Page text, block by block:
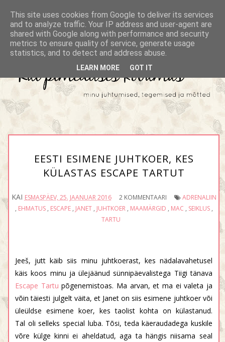
EESTI ESIMENE JUHTKOER, KES
KÜLASTAS ESCAPE TARTUT
KAI ESMASPÄEV, 25. JAANUAR 2016 2 KOMMENTAARI
ADRENALIIN
, EHMATUS, ESCAPE, JANET, JUHTKOER, MAAMÄRGID , MAC , SEIKLUS,
TARTU
Jeeš, jutt käib siis minu juhtkoerast, kes nädalavahetusel
käis koos minu ja ülejäänud sünnipäevalistega Tiigi tänava
Escape Tartupõgenemistoas. Ma arvan, et ma ei valeta ja
võin täiesti julgelt väita, et Janet on siis esimene juhtkoer või
üleüldse esimene koer, kes taolist kohta on külastanud.
Tal oli selleks special luba. Tõsi, teda käeraudadega kuskile
võre külge kinni ei aheldatud, aga ta hängis niisama seal
This site uses cookies from Google to deliver its services
and to analyze traffic. Your IP address and user-agent are
shared with Google along with performance and security
metrics to ensure quality of service, generate usage
statistics, and to detect and address abuse.
LEARN MORE GOT IT